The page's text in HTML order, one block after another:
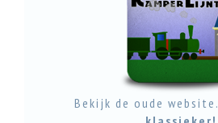
Bekijk de oude website.